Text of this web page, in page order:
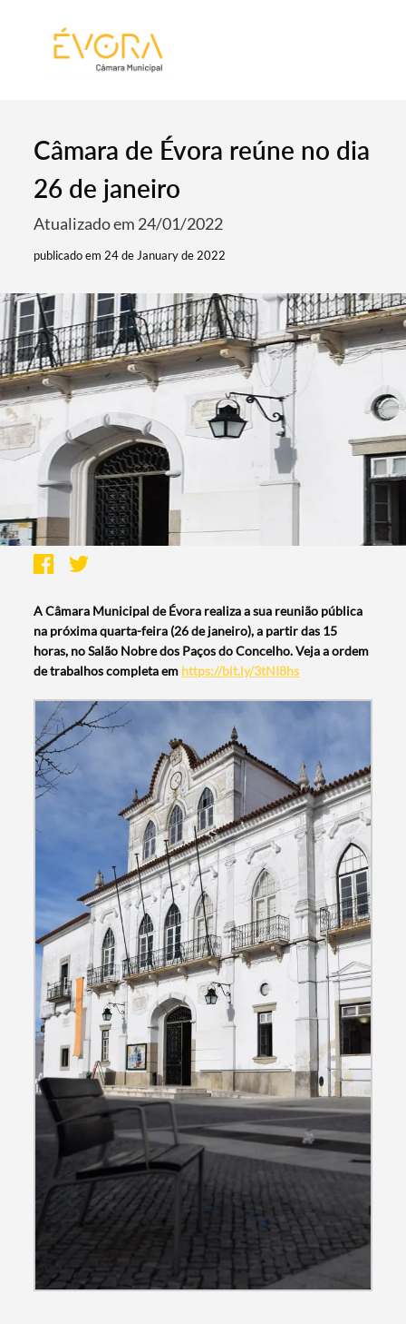
Termo de Pesquisa
Categorias gerais
Câmara de Évora reúne no dia
26 de janeiro
Atualizado em 24/01/2022
publicado em 24 de January de 2022
A Câmara Municipal de Évora realiza a sua reunião pública
na próxima quarta-feira (26 de janeiro), a partir das 15
horas, no Salão Nobre dos Paços do Concelho. Veja a ordem
de trabalhos completa em https://bit.ly/3tNI8hs